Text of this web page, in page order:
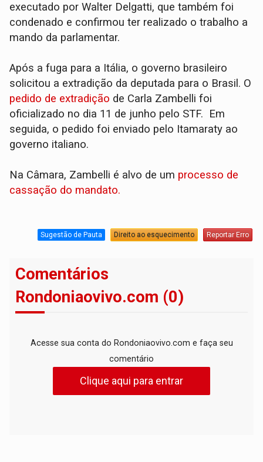
executado por Walter Delgatti, que também foi
condenado e confirmou ter realizado o trabalho a
mando da parlamentar.
Após a fuga para a Itália, o governo brasileiro
solicitou a extradição da deputada para o Brasil. O
pedido de extradição de Carla Zambelli foi
oficializado no dia 11 de junho pelo STF. Em
seguida, o pedido foi enviado pelo Itamaraty ao
governo italiano.
Na Câmara, Zambelli é alvo de um processo de
cassação do mandato.
Sugestão de Pauta Direito ao esquecimento Reportar Erro
Comentários
Rondoniaovivo.com (0)
Acesse sua conta do Rondoniaovivo.com e faça seu
comentário
Clique aqui para entrar